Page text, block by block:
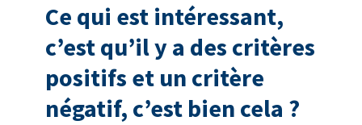
Ce qui est intéressant,
c’est qu’il y a des critères
positifs et un critère
négatif, c’est bien cela ?